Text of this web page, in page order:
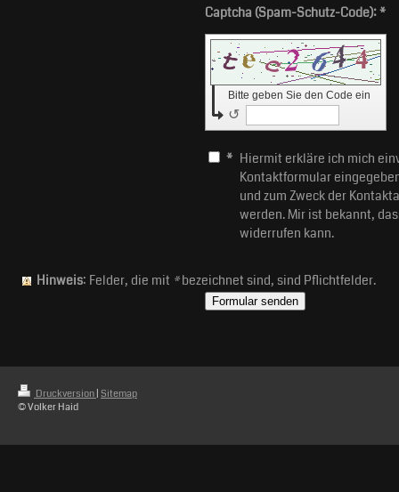
Captcha (Spam-Schutz-Code): *
Bitte geben Sie den Code ein
↺
* Hiermit erkläre ich mich
Kontaktformular
und zum Zweck der
werden. Mir ist bekannt,
widerrufen kann.
Hinweis : Felder, die mit *bezeichnet sind, sind Pflichtfelder.
Druckversion | Sitemap
© Volker Haid